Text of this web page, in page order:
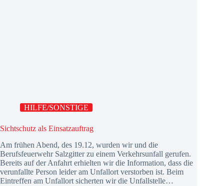
HILFE/SONSTIGE
Sichtschutz als Einsatzauftrag
Am frühen Abend, des 19.12, wurden wir und die
Berufsfeuerwehr Salzgitter zu einem Verkehrsunfall gerufen.
Bereits auf der Anfahrt erhielten wir die Information, dass die
verunfallte Person leider am Unfallort verstorben ist. Beim
Eintreffen am Unfallort sicherten wir die Unfallstelle…